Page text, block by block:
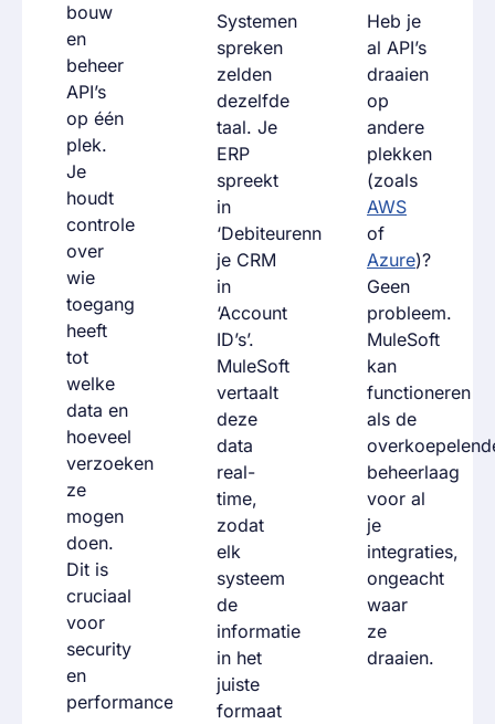
bouw
en
beheer
API’s
op één
plek.
Je
houdt
controle
over
wie
toegang
heeft
tot
welke
data en
hoeveel
verzoeken
ze
mogen
doen.
Dit is
cruciaal
voor
security
en
performance.
Systemen
spreken
zelden
dezelfde
taal. Je
ERP
spreekt
in
‘Debiteurennummers’,
je CRM
in
‘Account
ID’s’.
MuleSoft
vertaalt
deze
data
real-
time,
zodat
elk
systeem
de
informatie
in het
juiste
formaat
Heb je
al API’s
draaien
op
andere
plekken
(zoals
AWS
of
Azure)?
Geen
probleem.
MuleSoft
kan
functioneren
als de
beheerlaag
voor al
je
integraties,
ongeacht
waar
ze
draaien.